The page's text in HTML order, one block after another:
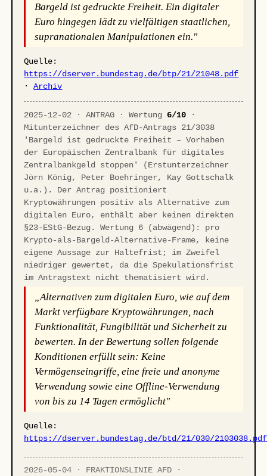
Bargeld ist gedruckte Freiheit. Ein digitaler
Euro hingegen lädt zu vielfältigen staatlichen,
supranationalen Manipulationen ein."
Quelle:
https://dserver.bundestag.de/btp/21/21048.pdf
·Archiv
2025-12-02 · ANTRAG · Wertung6/10 ·
Mitunterzeichner des AfD-Antrags 21/3038
'Bargeld ist gedruckte Freiheit – Vorhaben
der Europäischen Zentralbank für digitales
Zentralbankgeld stoppen' (Erstunterzeichner
Jörn König, Peter Boehringer, Kay Gottschalk
u.a.). Der Antrag positioniert
Kryptowährungen positiv als Alternative zum
digitalen Euro, enthält aber keinen direkten
§23-EStG-Bezug. Wertung 6 (abwägend): pro
Krypto-als-Bargeld-Alternative-Frame, keine
eigene Aussage zur Haltefrist; im Zweifel
niedriger gewertet, da die Spekulationsfrist
im Antragstext nicht thematisiert wird.
„Alternativen zum digitalen Euro, wie auf dem
Markt verfügbare Kryptowährungen, nach
Funktionalität, Fungibilität und Sicherheit zu
bewerten. In der Bewertung sollen folgende
Konditionen erfüllt sein: Keine
Vermögenseingriffe, eine freie und anonyme
Verwendung sowie eine Offline-Verwendung
von bis zu 14 Tagen ermöglicht"
Quelle:
https://dserver.bundestag.de/btd/21/030/2103038.pdf
2026-05-04 · FRAKTIONSLINIE AFD ·